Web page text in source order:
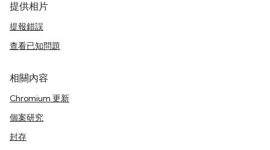
提供相片
提報錯誤
查看已知問題
相關內容
Chromium 更新
個案研究
封存